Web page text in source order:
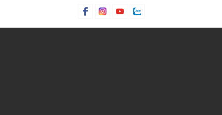
giày dép nữ
Giày lười
giày mlb
giày sandals nữ